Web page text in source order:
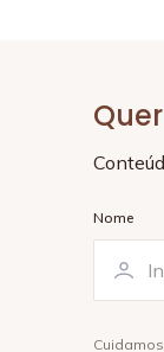
Nome